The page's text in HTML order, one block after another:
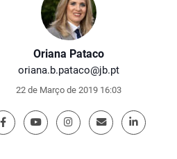
Oriana Pataco
oriana.b.pataco@jb.pt
22 de Março de 2019 16:03